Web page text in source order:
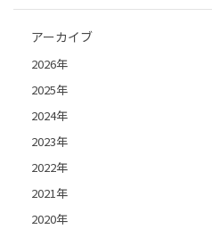
アーカイブ
2026年
2025年
2024年
2023年
2022年
2021年
2020年